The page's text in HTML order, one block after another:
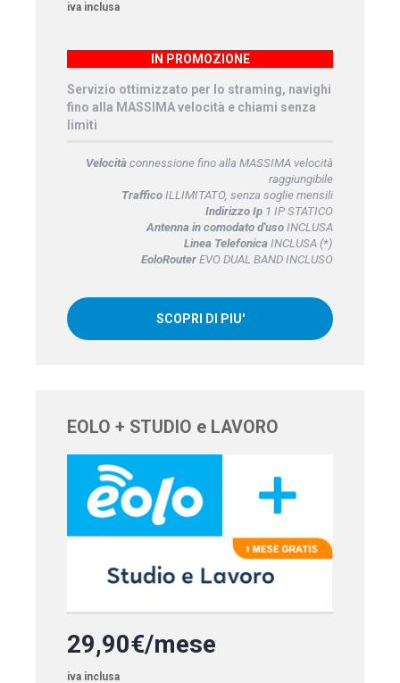
iva inclusa
IN PROMOZIONE
Servizio ottimizzato per lo straming, navighi
fino alla MASSIMA velocità e chiami senza
limiti
Velocitàconnessione fino alla MASSIMA velocità
raggiungibile
TrafficoILLIMITATO, senza soglie mensili
Indirizzo Ip1 IP STATICO
Antenna in comodato d'usoINCLUSA
Linea TelefonicaINCLUSA (*)
EoloRouterEVO DUAL BAND INCLUSO
SCOPRI DI PIU'
EOLO + STUDIO e LAVORO
29,90€/mese
iva inclusa